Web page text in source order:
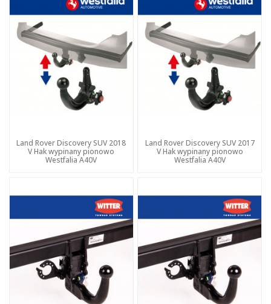
Land Rover Discovery SUV 2018
V Hak wypinany pionowo
Westfalia A40V
Land Rover Discovery SUV 2017
V Hak wypinany pionowo
Westfalia A40V